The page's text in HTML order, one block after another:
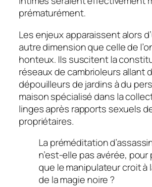
prématurément.
Les enjeux apparaissent alors
autre dimension que celle de
honteux. Ils suscitent la
réseaux de cambrioleurs allant
dépouilleurs de jardins à du
maison spécialisé dans la
linges après rapports sexuels
propriétaires.
La préméditation
n’est-elle pas avérée, pour
que le manipulateur croit à
de la magie noire ?